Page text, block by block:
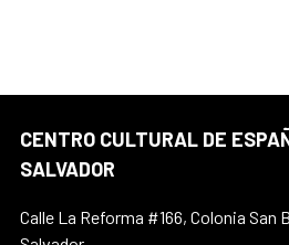
CENTRO CULTURAL DE
SALVADOR
Calle La Reforma #166, Colonia San